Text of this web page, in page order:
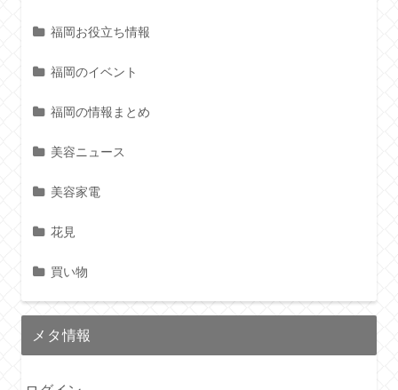
福岡お役立ち情報
福岡のイベント
福岡の情報まとめ
美容ニュース
美容家電
花見
買い物
メタ情報